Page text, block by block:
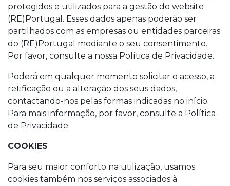
protegidos e utilizados para a gestão do website
(RE)Portugal. Esses dados apenas poderão ser
partilhados com as empresas ou entidades parceiras
do (RE)Portugal mediante o seu consentimento.
Por favor, consulte a nossa Política de Privacidade.
Poderá em qualquer momento solicitar o acesso, a
retificação ou a alteração dos seus dados,
contactando-nos pelas formas indicadas no início.
Para mais informação, por favor, consulte a Política
de Privacidade.
COOKIES
Para seu maior conforto na utilização, usamos
cookies também nos serviços associados à